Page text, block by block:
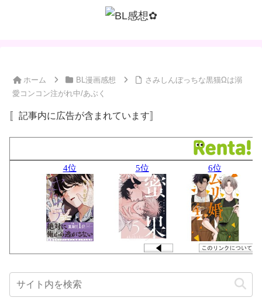
ホーム BL漫画感想
さみしんぼっちな黒猫Ωは溺
愛コンコン注がれ中/あぶく
〚記事内に広告が含まれています〛